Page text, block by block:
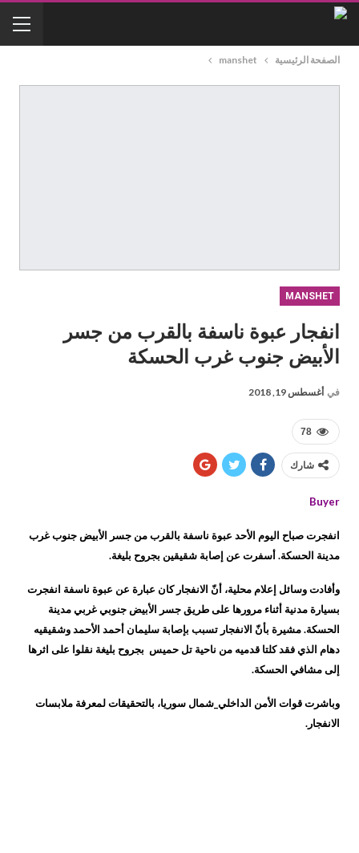
الصفحة الرئيسية manshet
MANSHET
انفجار عبوة ناسفة بالقرب من جسر
الأبيض جنوب غرب الحسكة
في أغسطس 19, 2018
78
شارك
Buyer
انفجرت صباح اليوم الأحد عبوة ناسفة بالقرب من جسر الأبيض جنوب غرب
مدينة الحسكة. أسفرت عن إصابة شقيقين بجروح بليغة.
وأفادت وسائل إعلام محلية، أنّ الانفجار كان عبارة عن عبوة ناسفة انفجرت
بسيارة مدنية أثناء مرورها على طريق جسر الأبيض جنوبي غربي مدينة
الحسكة. مشيرة بأنّ الانفجار تسبب بإصابة سليمان أحمد الأحمد وشقيقيه
دهام الذي فقد كلتا قدميه من ناحية تل حميس بجروح بليغة نقلوا على اثرها
إلى مشافي الحسكة.
وباشرت قوات الأمن الداخلي_شمال سوريا، بالتحقيقات لمعرفة ملابسات
الانفجار.